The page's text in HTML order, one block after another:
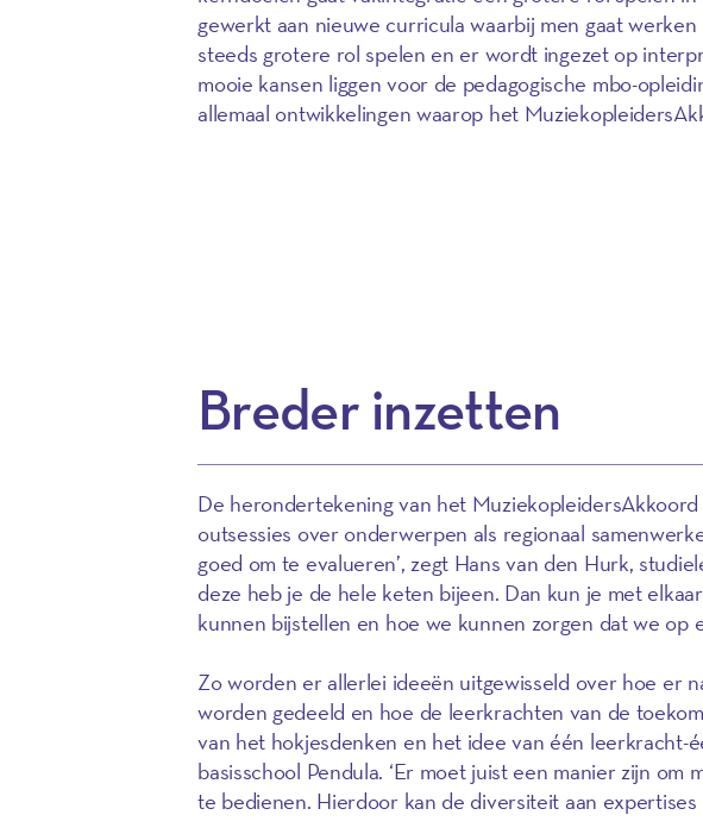
gewerkt aan nieuwe curricula waarbij men gaat
steeds grotere rol spelen en er wordt ingezet op
mooie kansen liggen voor de pedagogische mbo-
allemaal ontwikkelingen waarop het
Breder inzetten
De herondertekening van het
outsessies over onderwerpen als regionaal
goed om te evalueren’, zegt Hans van den Hurk,
deze heb je de hele keten bijeen. Dan kun je met
kunnen bijstellen en hoe we kunnen zorgen dat we op
Zo worden er allerlei ideeën uitgewisseld over hoe er
worden gedeeld en hoe de leerkrachten van de
van het hokjesdenken en het idee van één leerkracht-
basisschool Pendula. ‘Er moet juist een manier zijn
te bedienen. Hierdoor kan de diversiteit aan expertises